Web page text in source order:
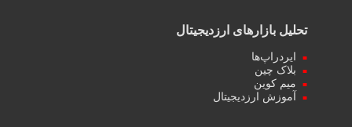
تحلیل بازارهای ارزدیجیتال
ایردراپ‌ها
بلاک چین
میم کوین‌
آموزش ارزدیجیتال